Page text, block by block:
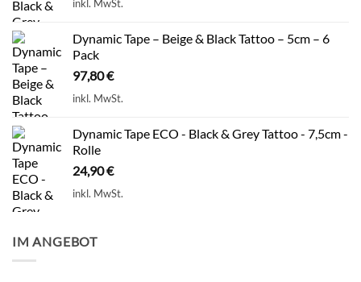
inkl. MwSt.
Dynamic Tape – Beige & Black Tattoo – 5cm – 6
Pack
97,80€
inkl. MwSt.
Dynamic Tape ECO - Black & Grey Tattoo - 7,5cm -
Rolle
24,90€
inkl. MwSt.
IM ANGEBOT